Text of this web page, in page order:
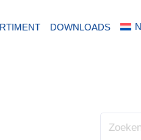
DOWNLOADS